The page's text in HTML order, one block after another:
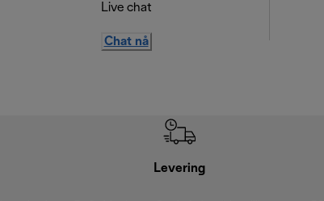
Live chat
Chat nå
Levering